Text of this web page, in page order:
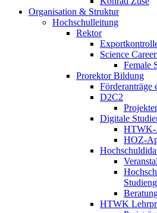
Organisation & Struktur
Hochschulleitung
Rektor
Science
Female
Prorektor Bildung
Förderanträge
D2C2
Digitale
HOZ-
HTWK